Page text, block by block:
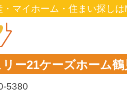
・マイホーム・住まい探し
ー21ケーズホーム
5380